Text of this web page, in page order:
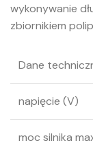
wykonywanie
zbiornikiem
Dane
napięcie (V)
moc silnika